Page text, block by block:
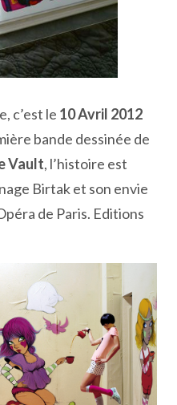
c’est le 10 Avril 2012
bande dessinée de
Vault, l’histoire est
Birtak et son envie
de Paris. Editions